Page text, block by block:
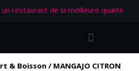
un restaurant de la meilleure qualité
& Boisson/ MANGAJO CITRON